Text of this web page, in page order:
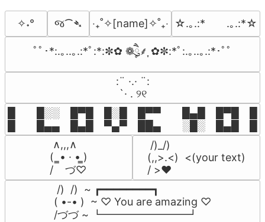
✧˖° જ⁀➴ ‎‧₊˚✧[name]✧˚₊‧ ☆.｡.:*　　.｡.:*☆
ﾟﾟ･*:.｡..｡.:*ﾟ:*:✼✿ ❁ཻུ۪۪⸙͎ ✿✼:*ﾟ:.｡..｡.:*･ﾟﾟ
⠀:¨ ·.· ¨:⠀
⠀ `· . ୨୧⠀
█  █░░ █▀█ █░█ █▀▀  █▄█ █▀█
█  █▄▄ █▄█ ▀▄▀ ██▄  ░█░ █▄█
∧,,,∧
(  ̳• · • ̳)
/    づ♡
/)_/)
(,,>.<)  <(your text)
/ >❤️
/)  /)  ~ ┏━━━━━━━━┓
( •-• )  ~ ♡ You are amazing ♡
/づづ ~ ┗━━━━━━━━┛